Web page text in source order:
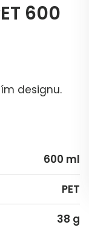
600
designu.
600 ml
PET
38 g